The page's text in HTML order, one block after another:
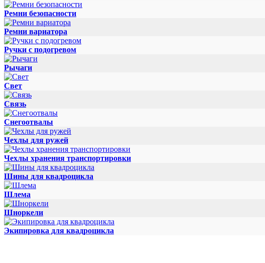
Ремни безопасности
Ремни вариатора
Ручки с подогревом
Рычаги
Свет
Связь
Снегоотвалы
Чехлы для ружей
Чехлы хранения транспортировки
Шины для квадроцикла
Шлема
Шноркели
Экипировка для квадроцикла